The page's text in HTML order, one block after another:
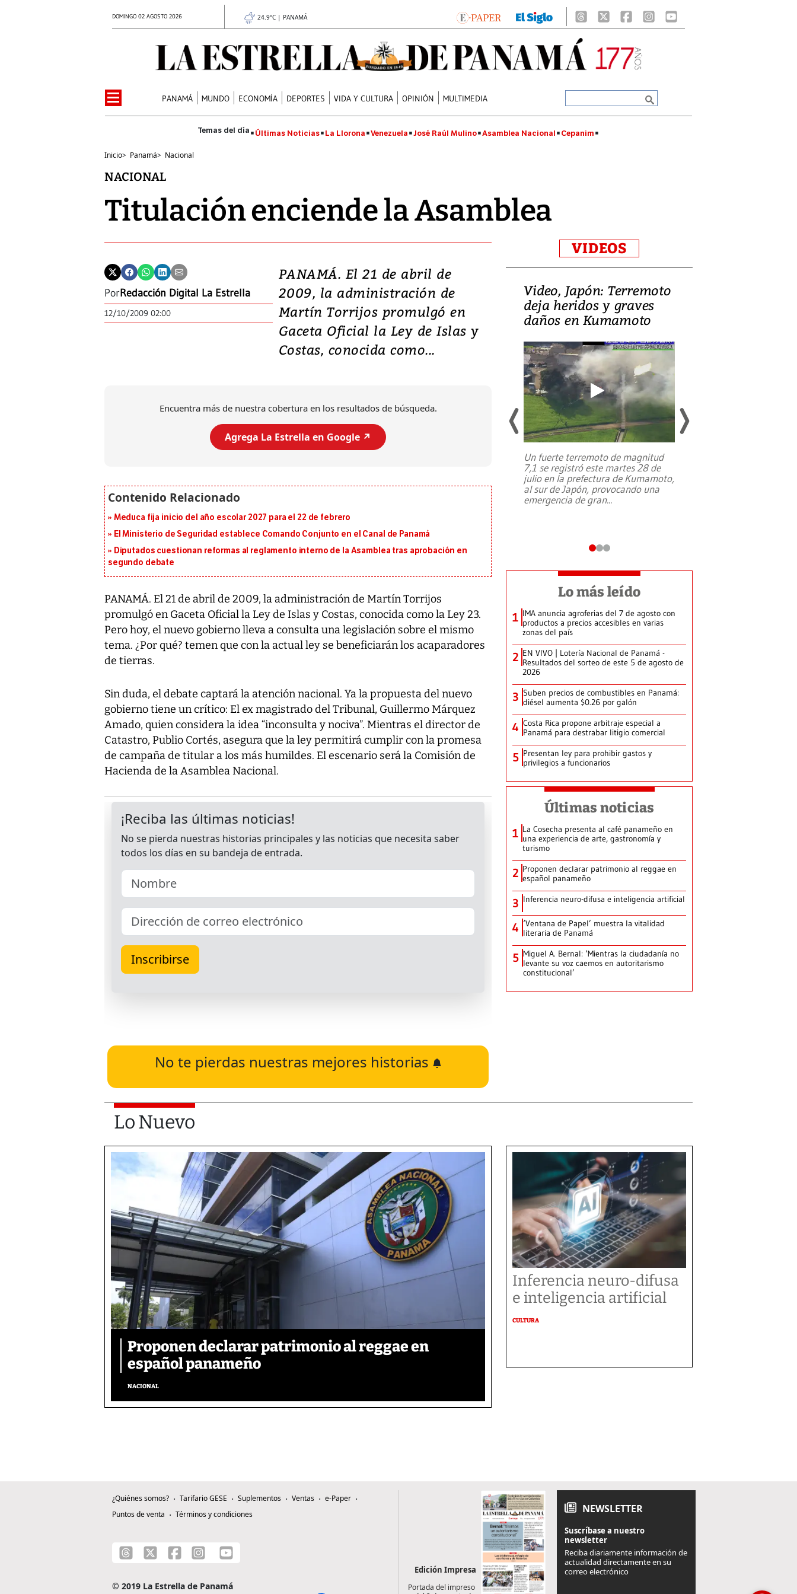
DOMINGO 02 AGOSTO 2026 24.9°C | PANAMÁ
PANAMÁ MUNDO ECONOMÍA DEPORTES VIDA Y CULTURA OPINIÓN MULTIMEDIA
Últimas Noticias La Llorona Venezuela José Raúl Mulino Asamblea Nacional Cepanim
Inicio> Panamá> Nacional
NACIONAL
Titulación enciende la Asamblea
PorRedacción Digital La Estrella
12/10/2009 02:00
PANAMÁ. El 21 de abril de
2009, la administración de
Martín Torrijos promulgó en
Gaceta Oficial la Ley de Islas y
Costas, conocida como...
Encuentra más de nuestra cobertura en los resultados de búsqueda.
Agrega La Estrella en Google ↗️
Meduca fija inicio del año escolar 2027 para el 22 de febrero
El Ministerio de Seguridad establece Comando Conjunto en el Canal de Panamá
Diputados cuestionan reformas al reglamento interno de la Asamblea tras aprobación en
segundo debate
PANAMÁ. El 21 de abril de 2009, la administración de Martín Torrijos
promulgó en Gaceta Oficial la Ley de Islas y Costas, conocida como la Ley 23.
Pero hoy, el nuevo gobierno lleva a consulta una legislación sobre el mismo
tema. ¿Por qué? temen que con la actual ley se beneficiarán los acaparadores
de tierras.
Sin duda, el debate captará la atención nacional. Ya la propuesta del nuevo
gobierno tiene un crítico: El ex magistrado del Tribunal, Guillermo Márquez
Amado, quien considera la idea “inconsulta y nociva”. Mientras el director de
Catastro, Publio Cortés, asegura que la ley permitirá cumplir con la promesa
de campaña de titular a los más humildes. El escenario será la Comisión de
Hacienda de la Asamblea Nacional.
No te pierdas nuestras mejores historias
VIDEOS
Isidro Carbonell,
director de la Lotería:
‘Vamos a ser más
transparentes, tengan fe
Video, Japón: Terremoto
deja heridos y graves
daños en Kumamoto
Un fuerte terremoto de magnitud
7,1 se registró este martes 28 de
julio en la prefectura de Kumamoto,
al sur de Japón, provocando una
emergencia de gran...
Lo más leído
1 IMA anuncia agroferias del 7 de agosto con
productos a precios accesibles en varias
zonas del país
2 EN VIVO | Lotería Nacional de Panamá -
Resultados del sorteo de este 5 de agosto de
2026
3 Suben precios de combustibles en Panamá:
diésel aumenta $0.26 por galón
4 Costa Rica propone arbitraje especial a
Panamá para destrabar litigio comercial
5 Presentan ley para prohibir gastos y
privilegios a funcionarios
Últimas noticias
1 La Cosecha presenta al café panameño en
una experiencia de arte, gastronomía y
turismo
2 Proponen declarar patrimonio al reggae en
español panameño
3 Inferencia neuro-difusa e inteligencia artificial
4 ‘Ventana de Papel’ muestra la vitalidad
literaria de Panamá
5 Miguel A. Bernal: ‘Mientras la ciudadanía no
levante su voz caemos en autoritarismo
constitucional’
Lo Nuevo
Proponen declarar patrimonio al reggae en
español panameño
NACIONAL
Inferencia neuro-difusa
e inteligencia artificial
CULTURA
¿Quiénes somos? Tarifario GESE Suplementos Ventas
e-Paper
Puntos de venta
Términos y condiciones
© 2019 La Estrella de Panamá
Edición Impresa
Portada del impreso
NEWSLETTER
Suscríbase a nuestro
newsletter
Reciba diariamente información de
actualidad directamente en su
correo electrónico